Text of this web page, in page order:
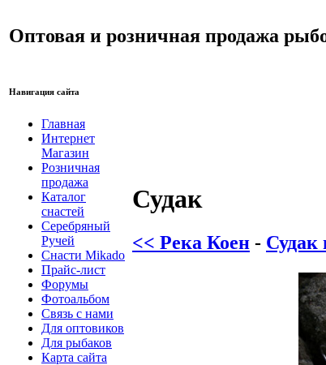
Оптовая и розничная продажа
Навигация сайта
Главная
Интернет
Магазин
Розничная
продажа
Каталог
снастей
Серебряный
Ручей
Снасти Mikado
Прайс-лист
Форумы
Фотоальбом
Связь с нами
Для оптовиков
Для рыбаков
Карта сайта
Судак
<< Река Коен - Судак